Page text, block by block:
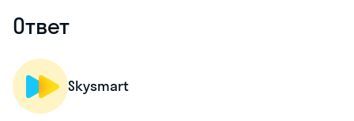
Ответ
Skysmart